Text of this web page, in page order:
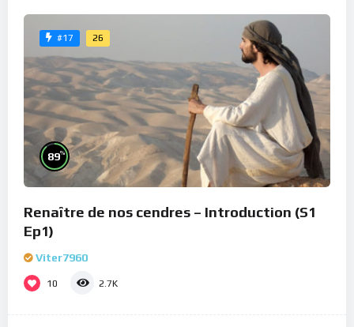
#17 26
89%
Renaître de nos cendres – Introduction (S1
Ep1)
Viter7960
10 2.7K